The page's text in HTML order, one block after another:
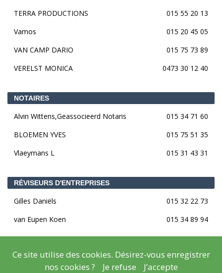
TERRA PRODUCTIONS
015 55 20 13
Vamos
015 20 45 05
VAN CAMP DARIO
015 75 73 89
VERELST MONICA
0473 30 12 40
NOTAIRES
Alvin Wittens,Geassocieerd Notaris
015 34 71 60
BLOEMEN YVES
015 75 51 35
Vlaeymans L
015 31 43 31
RÉVISEURS D'ENTREPRISES
Gilles Daniëls
015 32 22 73
van Eupen Koen
015 34 89 94
© CopyrightMentions légales- Copyright2026
RéalisationLisara Agency
Ce site utilise des cookies. Désirez-vous enregistrer
nos cookies ?
Je refuse J’accepte